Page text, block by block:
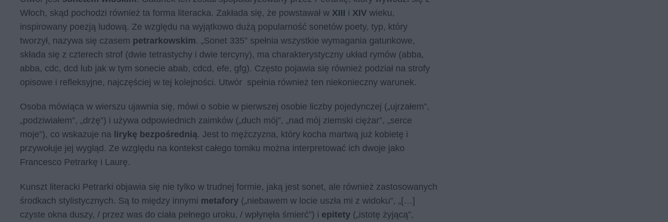
Włoch, skąd pochodzi również ta forma literacka. Zakłada się, że powstawał w XIII i XIV wieku,
inspirowany poezją ludową. Ze względu na wyjątkowo dużą popularność sonetów poety, typ, który
tworzył, nazywa się czasem petrarkowskim. „Sonet 335” spełnia wszystkie wymagania gatunkowe,
składa się z czterech strof (dwie tetrastychy i dwie tercyny), ma charakterystyczny układ rymów (abba,
abba, cdc, dcd lub jak w tym sonecie abab, cdcd, efe, gfg). Często pojawia się również podział na strofy
opisowe i refleksyjne, najczęściej w tej kolejności. Utwór spełnia również ten niekonieczny warunek.
Osoba mówiąca w wierszu ujawnia się, mówi o sobie w pierwszej osobie liczby pojedynczej („ujrzałem”,
„podziwiałem”, „drżę”) i używa odpowiednich zaimków („duch mój”, „nad mój ziemski ciężar”, „serce
moje”), co wskazuje na lirykę bezpośrednią. Jest to mężczyzna, który kocha martwą już kobietę i
przywołuje jej wygląd. Ze względu na kontekst całego tomiku można interpretować ich dwoje jako
Francesco Petrarkę i Laurę.
Kunszt literacki Petrarki objawia się nie tylko w trudnej formie, jaką jest sonet, ale również zastosowanych
środkach stylistycznych. Są to między innymi metafory („niebawem w locie uszła mi z widoku”, „[…]
czyste okna duszy, / przez was do ciała pełnego uroku, / wpłynęła śmierć”) i epitety („isto­tę ży­ją­cą”,